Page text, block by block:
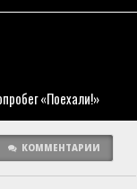
«Поехали!»
КОММЕНТАРИИ